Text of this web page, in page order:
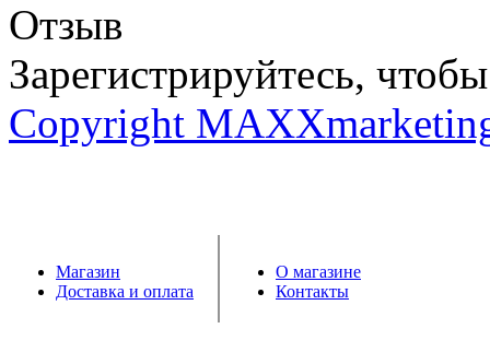
Отзыв
Зарегистрируйтесь,
Copyright
Магазин
Доставка и оплата
О магазине
Контакты